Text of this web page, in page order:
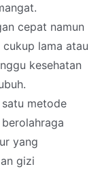
cepat namun
lama atau
kesehatan
metode
yang
gizi